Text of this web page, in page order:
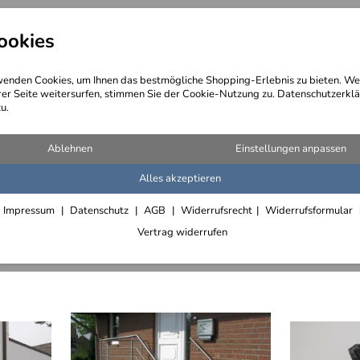
Cookies, um Ihnen das bestmögliche Shopping-Erlebnis zu bieten.
Seite weitersurfen, stimmen Sie der Cookie-Nutzung zu.
Ablehnen Einstellungen anpassen
Alles akzeptieren
Impressum Datenschutz AGB Widerrufsrecht
Widerrufsformular
Vertrag widerrufen
Wegebeschreibung @
(825 Artikel)
Mikado